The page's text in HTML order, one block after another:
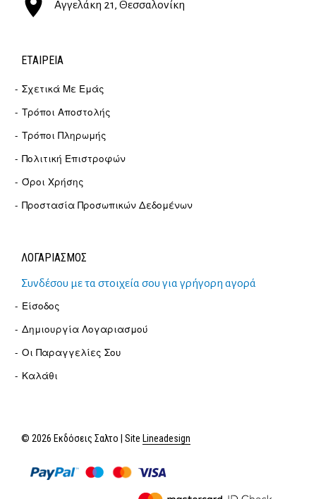
Αγγελάκη 21, Θεσσαλονίκη
ΕΤΑΙΡΕΊΑ
Σχετικά Με Εμάς
Τρόποι Αποστολής
Τρόποι Πληρωμής
Πολιτική Επιστροφών
Όροι Χρήσης
Προστασία Προσωπικών Δεδομένων
ΛΟΓΑΡΙΑΣΜΟΣ
Συνδέσου με τα στοιχεία σου για γρήγορη αγορά
Είσοδος
Δημιουργία Λογαριασμού
Οι Παραγγελίες Σου
Καλάθι
© 2026 Εκδόσεις Σαλτο | Site Lineadesign